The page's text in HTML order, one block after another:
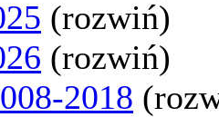
(rozwiń)
(rozwiń)
2018